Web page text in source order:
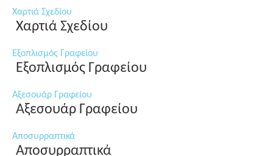
Χαρτιά Σχεδίου
Χαρτιά Σχεδίου
Εξοπλισμός Γραφείου
Εξοπλισμός Γραφείου
Αξεσουάρ Γραφείου
Αξεσουάρ Γραφείου
Αποσυρραπτικά
Αποσυρραπτικά